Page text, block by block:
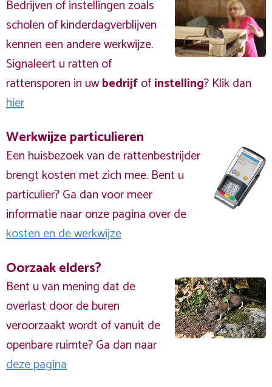
Bedrijven of instellingen zoals
scholen of kinderdagverblijven
kennen een andere werkwijze.
Signaleert u ratten of
rattensporen in uwbedrijfofinstelling? Klik dan
hier
Werkwijze particulieren
Een huisbezoek van de rattenbestrijder
brengt kosten met zich mee. Bent u
particulier? Ga dan voor meer
informatie naar onze pagina over de
kosten en de werkwijze
Oorzaak elders?
Bent u van mening dat de
overlast door de buren
veroorzaakt wordt of vanuit de
openbare ruimte? Ga dan naar
deze pagina